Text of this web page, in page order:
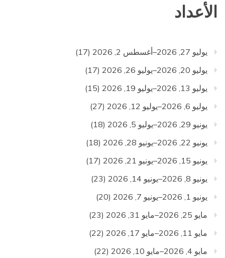
الأعداد
يوليو 27, 2026–أغسطس 2, 2026
(17)
يوليو 20, 2026–يوليو 26, 2026
(17)
يوليو 13, 2026–يوليو 19, 2026
(15)
يوليو 6, 2026–يوليو 12, 2026
(27)
يونيو 29, 2026–يوليو 5, 2026
(18)
يونيو 22, 2026–يونيو 28, 2026
(18)
يونيو 15, 2026–يونيو 21, 2026
(17)
يونيو 8, 2026–يونيو 14, 2026
(23)
يونيو 1, 2026–يونيو 7, 2026
(20)
مايو 25, 2026–مايو 31, 2026
(23)
مايو 11, 2026–مايو 17, 2026
(22)
مايو 4, 2026–مايو 10, 2026
(22)